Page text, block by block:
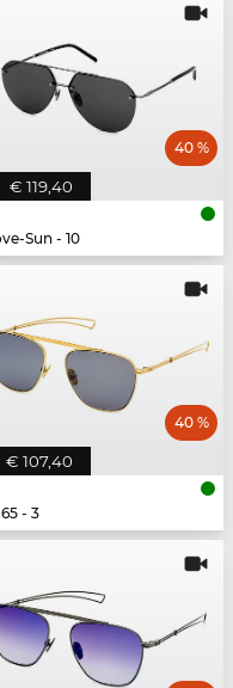
€ 119,40
40 %
Sun - 10
€ 107,40
40 %
- 3